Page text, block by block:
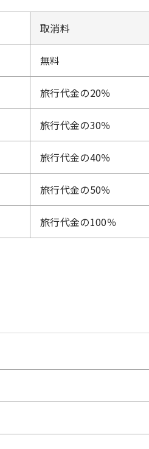
取消料
無料
旅行代金の20％
旅行代金の30％
旅行代金の40％
旅行代金の50％
旅行代金の100％